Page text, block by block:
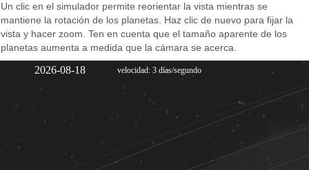
Un clic en el simulador permite reorientar la vista mientras se
mantiene la rotación de los planetas. Haz clic de nuevo para fijar la
vista y hacer zoom. Ten en cuenta que el tamaño aparente de los
planetas aumenta a medida que la cámara se acerca.